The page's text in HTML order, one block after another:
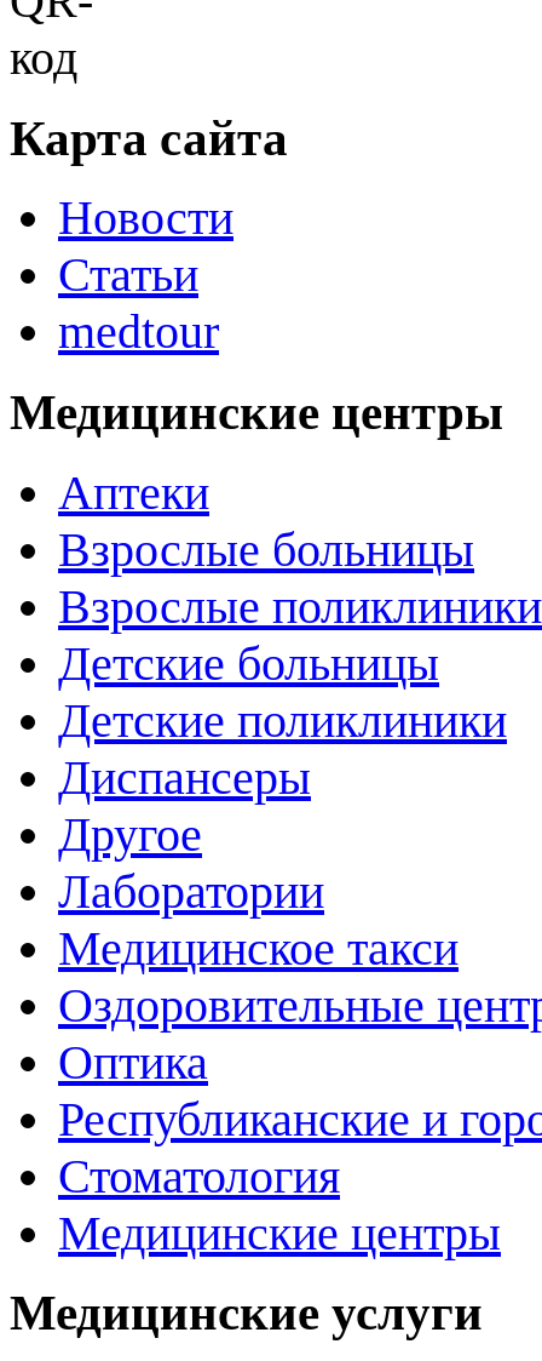
Карта сайта
Новости
Статьи
medtour
Медицинские центры
Аптеки
Взрослые больницы
Взрослые поликлиники
Детские больницы
Детские поликлиники
Диспансеры
Другое
Лаборатории
Медицинское такси
Оздоровительные
Оптика
Республиканские и
Стоматология
Медицинские центры
Медицинские услуги